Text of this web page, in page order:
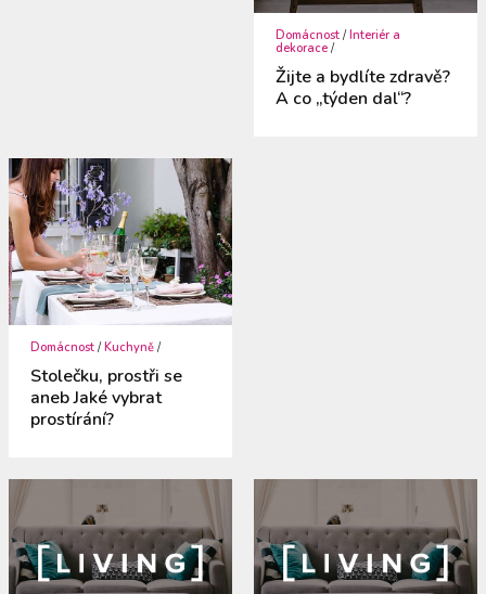
Domácnost /Interiér a
dekorace /
Žijte a bydlíte zdravě?
A co „týden dal“?
Domácnost /Kuchyně /
Stolečku, prostři se
aneb Jaké vybrat
prostírání?